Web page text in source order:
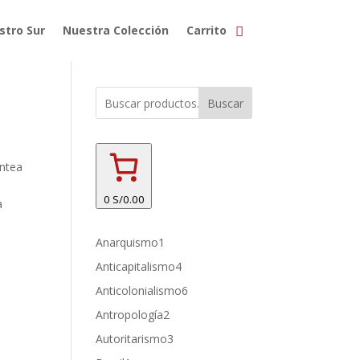
Sur Nuestra Colección
Carrito
Buscar
0 S/0.00
Anarquismo1
producto
Anticapitalismo44
productos
Anticolonialismo6
Antropología2
productos
Autoritarismo3